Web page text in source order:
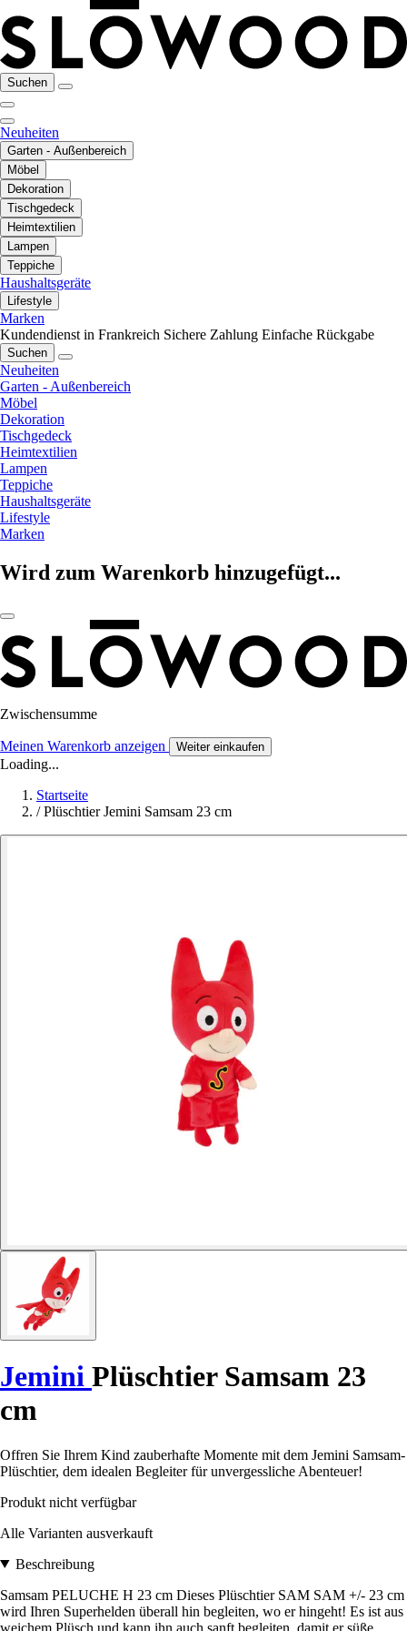
Suchen
Neuheiten
Garten - Außenbereich
Möbel
Dekoration
Tischgedeck
Heimtextilien
Lampen
Teppiche
Haushaltsgeräte
Lifestyle
Marken
Kundendienst in Frankreich Sichere Zahlung Einfache Rückgabe
Suchen
Neuheiten
Garten - Außenbereich
Möbel
Dekoration
Tischgedeck
Heimtextilien
Lampen
Teppiche
Haushaltsgeräte
Lifestyle
Marken
Wird zum Warenkorb hinzugefügt...
Zwischensumme
Meinen Warenkorb anzeigen Weiter einkaufen
Loading...
Startseite
/ Plüschtier Jemini Samsam 23 cm
Jemini Plüschtier Samsam 23
cm
Offren Sie Ihrem Kind zauberhafte Momente mit dem Jemini Samsam-
Plüschtier, dem idealen Begleiter für unvergessliche Abenteuer!
Produkt nicht verfügbar
Alle Varianten ausverkauft
Beschreibung
Samsam PELUCHE H 23 cm Dieses Plüschtier SAM SAM +/- 23 cm
wird Ihren Superhelden überall hin begleiten, wo er hingeht! Es ist aus
weichem Plüsch und kann ihn auch sanft begleiten, damit er süße